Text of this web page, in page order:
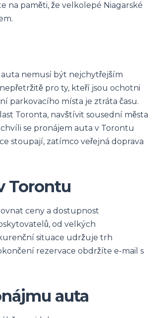
na paměti, že velkolepé Niagarské
nemusí být nejchytřejším
pro ty, kteří jsou ochotni
parkovacího místa je ztráta času.
Toronta, navštívit sousední města
se pronájem auta v Torontu
stoupají, zatímco veřejná doprava
Torontu
ceny a dostupnost
od velkých
situace udržuje trh
rezervace obdržíte e-mail s
auta